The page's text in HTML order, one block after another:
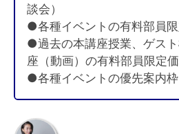
談会）
●各種イベントの有料部員
●過去の本講座授業、ゲス
座（動画）の有料部員限定
●各種イベントの優先案内枠